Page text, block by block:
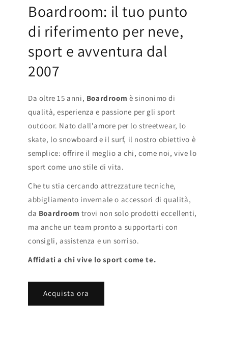
Boardroom: il tuo punto
di riferimento per neve,
sport e avventura dal
2007
Da oltre 15 anni, Boardroom è sinonimo di
qualità, esperienza e passione per gli sport
outdoor. Nato dall'amore per lo streetwear, lo
skate, lo snowboard e il surf, il nostro obiettivo è
semplice: offrire il meglio a chi, come noi, vive lo
sport come uno stile di vita.
Che tu stia cercando attrezzature tecniche,
abbigliamento invernale o accessori di qualità,
da Boardroom trovi non solo prodotti eccellenti,
ma anche un team pronto a supportarti con
consigli, assistenza e un sorriso.
Affidati a chi vive lo sport come te.
Acquista ora